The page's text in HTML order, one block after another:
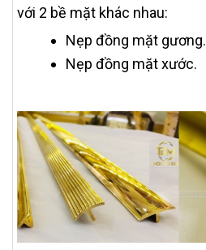
với 2 bề mặt khác nhau:
Nẹp đồng mặt gương.
Nẹp đồng mặt xước.